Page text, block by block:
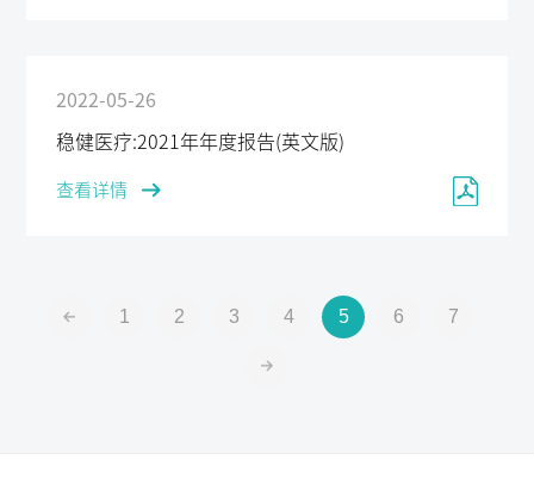
2022-05-26
稳健医疗:2021年年度报告(英文版)
查看详情
1 2 3 4 5 6 7